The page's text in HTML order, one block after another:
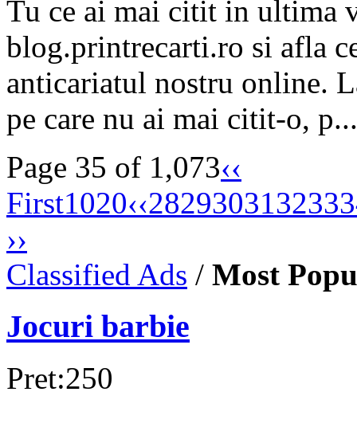
Tu ce ai mai citit in ultima
blog.printrecarti.ro si afla
anticariatul nostru online.
pe care nu ai mai citit-o, p...
Page 35 of 1,073‹‹
First1020‹‹282930313233
››
Classified Ads / Most
Jocuri barbie
Pret:250